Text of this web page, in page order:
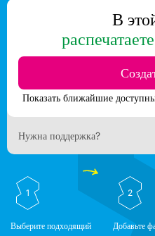
В
распечатаете
Нужна поддержка?
1
Выберите подходящий
2
Добавьте